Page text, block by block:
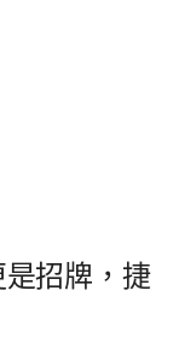
招牌，捷